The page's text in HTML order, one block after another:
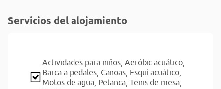
Servicios del alojamiento
Actividades para niños, Aeróbic acuático,
Barca a pedales, Canoas, Esquí acuático,
Motos de agua, Petanca, Tenis de mesa,